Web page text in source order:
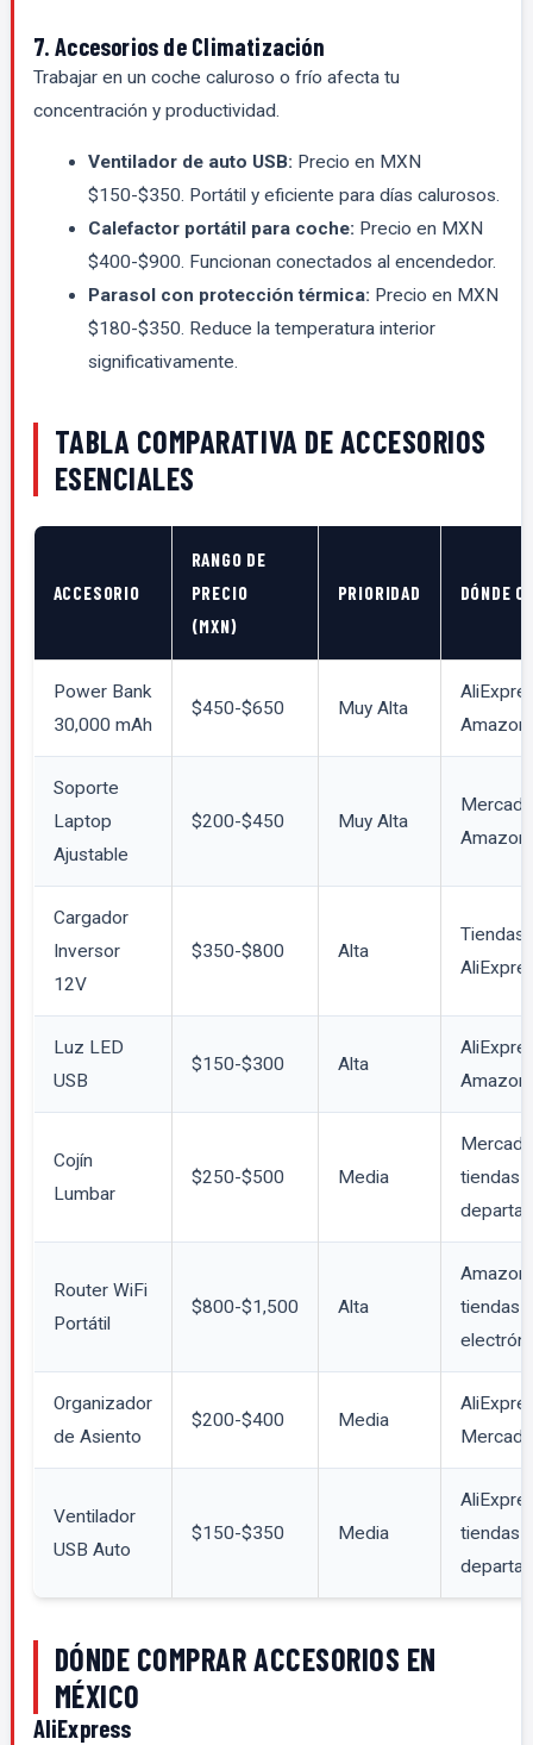
7. Accesorios de Climatización
Trabajar en un coche caluroso o frío afecta tu
concentración y productividad.
Ventilador de auto USB: Precio en MXN
$150-$350. Portátil y eficiente para días calurosos.
Calefactor portátil para coche: Precio en MXN
$400-$900. Funcionan conectados al encendedor.
Parasol con protección térmica: Precio en MXN
$180-$350. Reduce la temperatura interior
significativamente.
TABLA COMPARATIVA DE ACCESORIOS
ESENCIALES
ACCESORIO
RANGO DE
PRECIO
(MXN)
PRIORIDAD DÓNDE
Power Bank
30,000 mAh
$450-$650 Muy Alta
Amazon
Soporte
Laptop
Ajustable
$200-$450 Muy Alta
Amazon
Cargador
Inversor
12V
$350-$800 Alta
Tiendas
Luz LED
USB
$150-$300 Alta
Amazon
Cojín
Lumbar
$250-$500 Media
tiendas
Router WiFi
Portátil
$800-$1,500 Alta
Amazon
tiendas
Organizador
de Asiento
$200-$400 Media
Ventilador
USB Auto
$150-$350 Media
tiendas
DÓNDE COMPRAR ACCESORIOS EN
MÉXICO
AliExpress